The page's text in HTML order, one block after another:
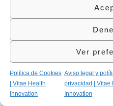
Ver
Política de Cookies
| Vitae Health
Innovation
Aviso legal y
privacidad | Vitae
Innovation